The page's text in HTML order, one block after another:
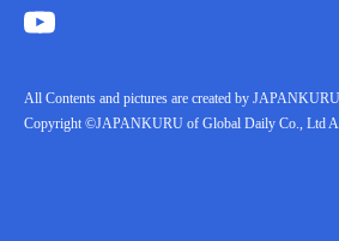
All Contents and pictures are created by JAPANKURU
Copyright ©JAPANKURU of Global Daily Co., Ltd